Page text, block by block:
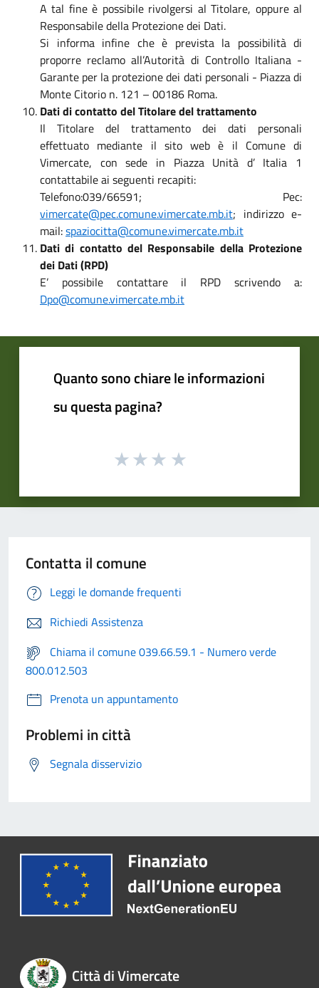
A tal fine è possibile rivolgersi al Titolare, oppure al
Responsabile della Protezione dei Dati.
Si informa infine che è prevista la possibilità di
proporre reclamo all’Autorità di Controllo Italiana -
Garante per la protezione dei dati personali - Piazza di
Monte Citorio n. 121 – 00186 Roma.
Dati di contatto del Titolare del trattamento
Il Titolare del trattamento dei dati personali
effettuato mediante il sito web è il Comune di
Vimercate, con sede in Piazza Unità d’ Italia 1
contattabile ai seguenti recapiti:
Telefono:039/66591; Pec:
vimercate@pec.comune.vimercate.mb.it; indirizzo e-
mail:spaziocitta@comune.vimercate.mb.it
Dati di contatto del Responsabile della Protezione
dei Dati (RPD)
E’ possibile contattare il RPD scrivendo a:
Dpo@comune.vimercate.mb.it
Quanto sono chiare le informazioni
su questa pagina?
Contatta il comune
Leggi le domande frequenti
Richiedi Assistenza
Chiama il comune 039.66.59.1 - Numero verde
800.012.503
Prenota un appuntamento
Problemi in città
Segnala disservizio
Città di Vimercate